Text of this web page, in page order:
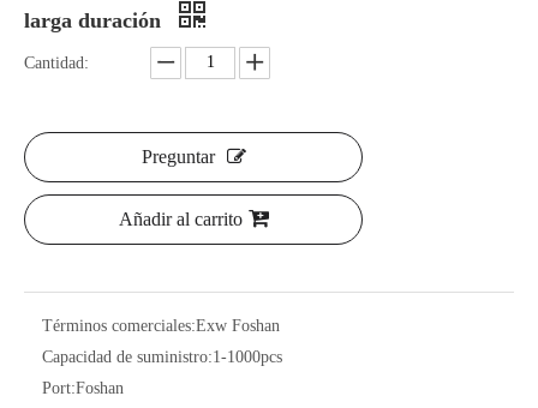
larga duración
Cantidad:
Preguntar
Añadir al carrito
Términos comerciales:Exw Foshan
Capacidad de suministro:1-1000pcs
Port:Foshan